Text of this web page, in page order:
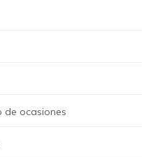
ocasiones